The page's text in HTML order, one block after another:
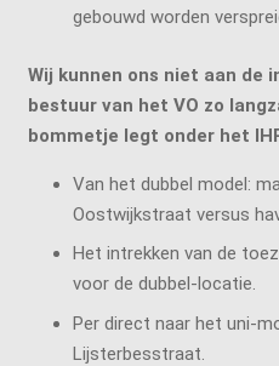
gebouwd worden
Wij kunnen ons niet aan de
bestuur van het VO zo
bommetje legt onder het
Van het dubbel model:
Oostwijkstraat versus
Het intrekken van de
voor de dubbel-locatie.
Per direct naar het uni-
Lijsterbesstraat.